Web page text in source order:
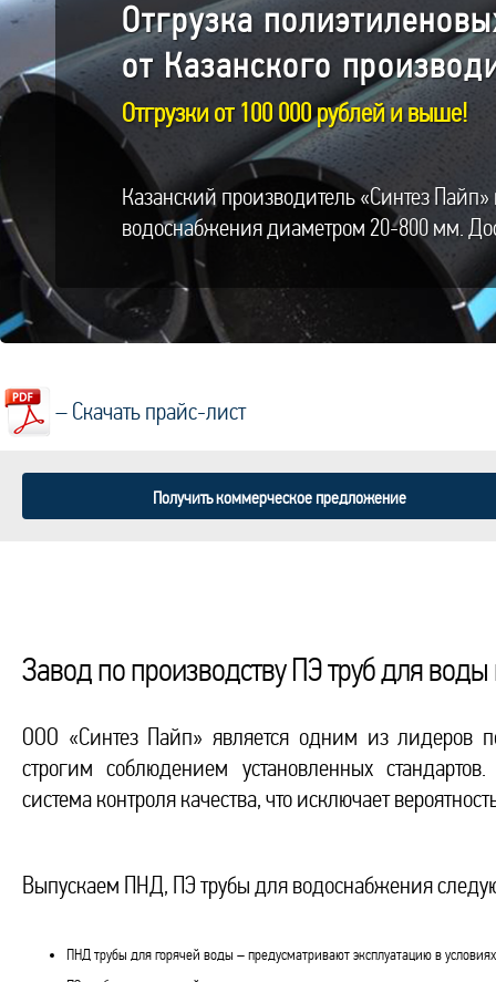
Отгрузка
от Казанского
Отгрузки от 100 000 рублей и выше!
Казанский производитель «Синтез
водоснабжения диаметром 20-800 мм.
– Скачать прайс-лист
Получить коммерческое предложение
Завод по производству ПЭ труб для
ООО «Синтез Пайп» является одним из лидеров
строгим соблюдением установленных
система контроля качества, что исключает
Выпускаем ПНД, ПЭ трубы для водоснабжения
ПНД трубы для горячей воды – предусматривают эксплуатацию в